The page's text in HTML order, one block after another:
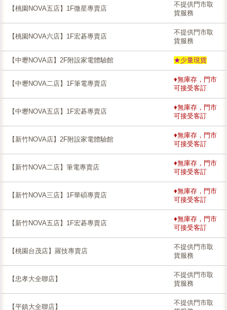
【桃園NOVA五店】1F微星專賣店
不提供門市取
貨服務
【桃園NOVA六店】1F宏碁專賣店
不提供門市取
貨服務
【中壢NOVA店】2F附設家電體驗館 ★少量現貨
【中壢NOVA二店】1F筆電專賣店
♦無庫存，門市
可接受客訂
【中壢NOVA五店】1F宏碁專賣店
♦無庫存，門市
可接受客訂
【新竹NOVA店】2F附設家電體驗館
♦無庫存，門市
可接受客訂
【新竹NOVA二店】筆電專賣店
♦無庫存，門市
可接受客訂
【新竹NOVA三店】1F華碩專賣店
♦無庫存，門市
可接受客訂
【新竹NOVA五店】1F宏碁專賣店
♦無庫存，門市
可接受客訂
【桃園台茂店】羅技專賣店
不提供門市取
貨服務
【忠孝大全聯店】
不提供門市取
貨服務
【平鎮大全聯店】
不提供門市取